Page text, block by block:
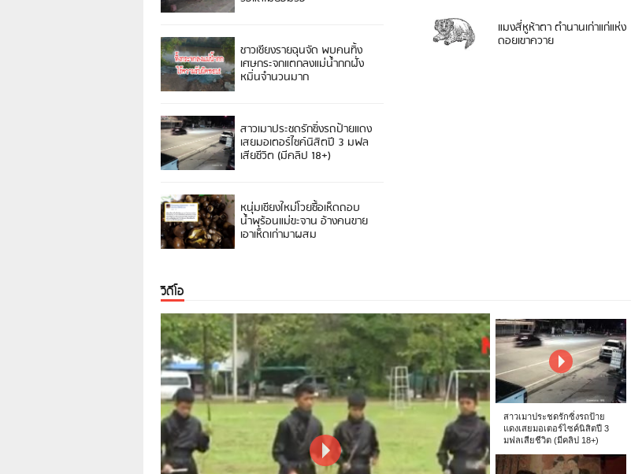
ชาวเชียงรายฉุนจัด พบคนทิ้ง
เศษกระจกแตกลงแม่น้ำกกฝั่ง
หมิ่นจำนวนมาก
สาวเมาประชดรักซิ่งรถป้ายแดง
เสยมอเตอร์ไซค์นิสิตปี 3 มฟล
เสียชีวิต (มีคลิป 18+)
หนุ่มเชียงใหม่โวยซื้อเห็ดถอบ
น้ำพุร้อนแม่ขะจาน อ้างคนขาย
เอาเห็ดเก่ามาผสม
แมงสี่หูห้าตา ตำนานเก่าแก่แห่ง
ดอยเขาควาย
วิดีโอ
สาวเมาประชดรักซิ่งรถป้าย
แดงเสยมอเตอร์ไซค์นิสิตปี 3
มฟลเสียชีวิต (มีคลิป 18+)